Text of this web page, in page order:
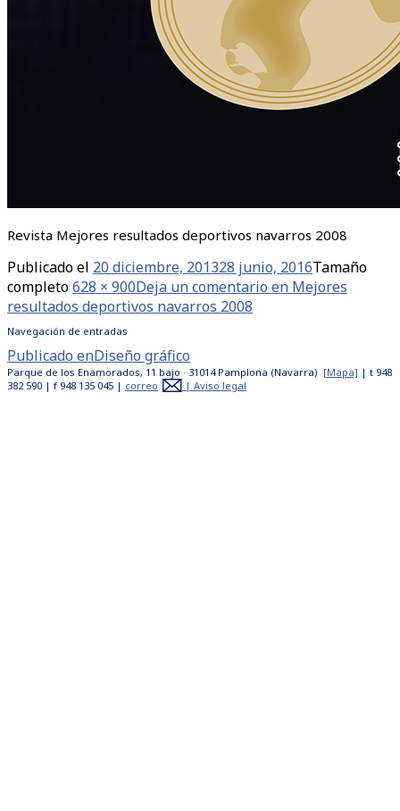
Revista Mejores resultados deportivos navarros 2008
Publicado el 20 diciembre, 201328 junio, 2016Tamaño
completo628 × 900Deja un comentario en Mejores
resultados deportivos navarros 2008
Navegación de entradas
Publicado enDiseño gráfico
Parque de los Enamorados, 11 bajo · 31014 Pamplona (Navarra) [Mapa] | t 948
382 590 | f 948 135 045 | correo | Aviso legal